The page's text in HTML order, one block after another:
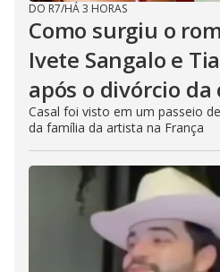
DO R7/HÁ 3 HORAS
Como surgiu o
Ivete Sangalo e
após o divórcio da
Casal foi visto em um passeio
da família da artista na França